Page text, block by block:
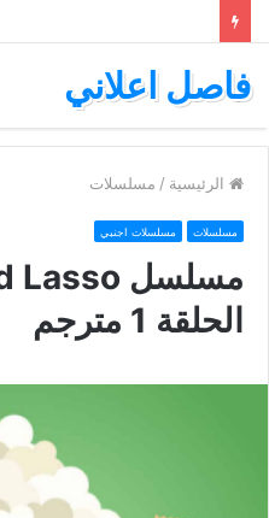
فاصل اعلاني
الرئيسية / مسلسلات
مسلسلات مسلسلات اجنبي
الحلقة 1 مترجم